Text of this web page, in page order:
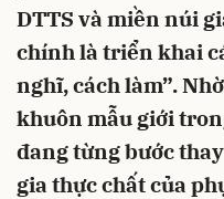
DTTS và miền núi
chính là triển khai
nghĩ, cách làm”.
khuôn mẫu giới
đang từng bước
gia thực chất của